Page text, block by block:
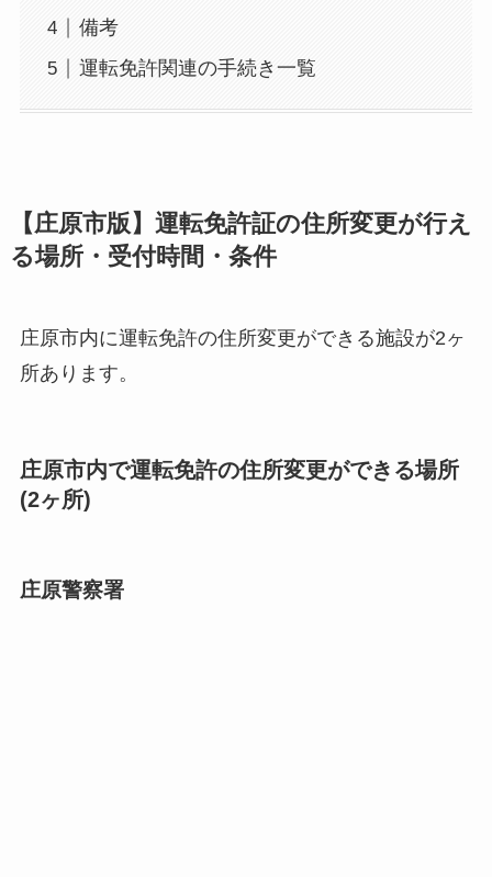
備考
運転免許関連の手続き一覧
【庄原市版】運転免許証の住所変更が行え
る場所・受付時間・条件
庄原市内に運転免許の住所変更ができる施設が2ヶ
所あります。
庄原市内で運転免許の住所変更ができる場所
(2ヶ所)
庄原警察署